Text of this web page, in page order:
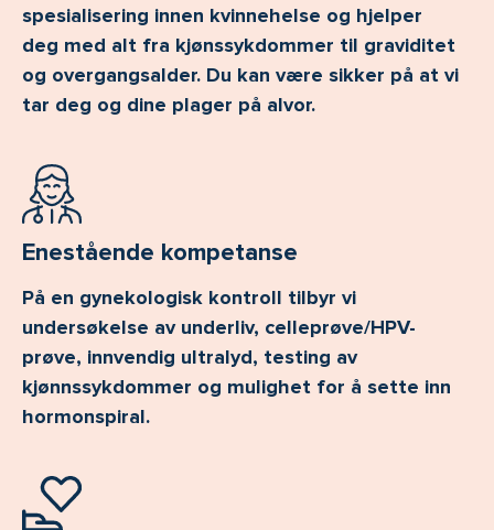
spesialisering innen kvinnehelse og hjelper
deg med alt fra kjønssykdommer til graviditet
og overgangsalder. Du kan være sikker på at vi
tar deg og dine plager på alvor.
Enestående kompetanse
På en gynekologisk kontroll tilbyr vi
undersøkelse av underliv, celleprøve/HPV-
prøve, innvendig ultralyd, testing av
kjønnssykdommer og mulighet for å sette inn
hormonspiral.